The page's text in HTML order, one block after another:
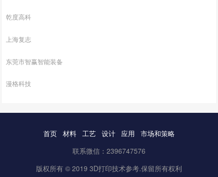
乾度高科
上海复志
东莞市智赢智能装备
漫格科技
首页 材料 工艺 设计 应用
市场和策略
联系微信：2396747576
版权所有 © 2019 3D打印技术参考.保留所有权利